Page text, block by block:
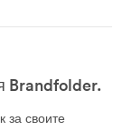
Brandfolder.
за своите